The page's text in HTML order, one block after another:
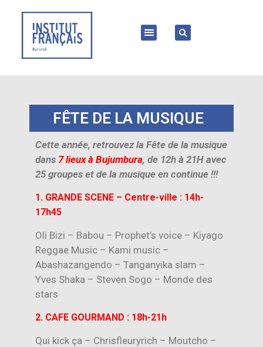
FÊTE DE LA MUSIQUE
Cette année, retrouvez la Fête de la musique
dans 7 lieux à Bujumbura, de 12h à 21H avec
25 groupes et de la musique en continue !!!
1. GRANDE SCENE – Centre-ville : 14h-
17h45
Oli Bizi – Babou – Prophet’s voice – Kiyago
Reggae Music – Kami music –
Abashazangendo – Tanganyika slam –
Yves Shaka – Steven Sogo – Monde des
stars
2. CAFE GOURMAND : 18h-21h
Qui kick ça – Chrisfleuryrich – Moutcho –